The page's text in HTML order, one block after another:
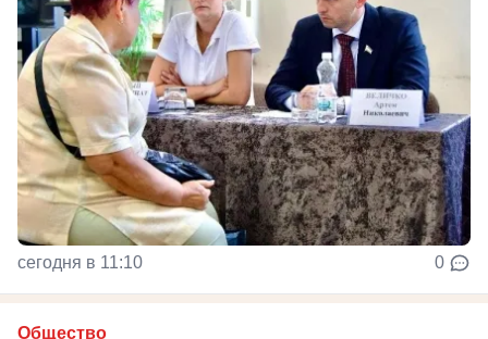
сегодня в 11:10 0
Общество